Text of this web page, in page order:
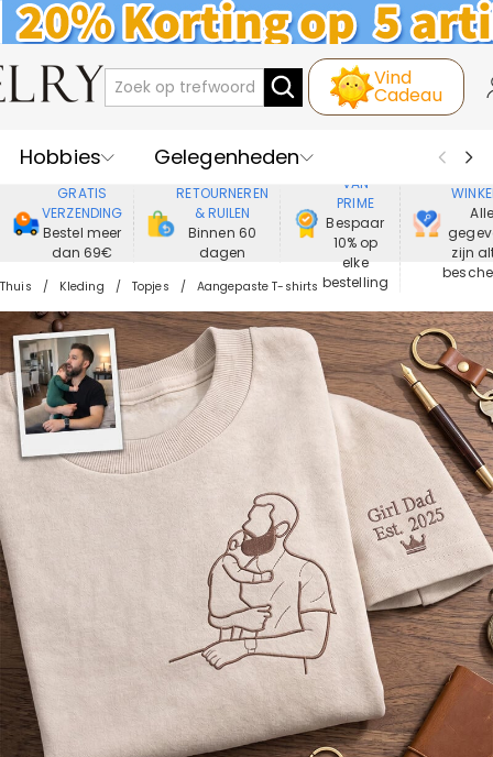
Vind
Cadeau
Hobbies
Gelegenheden
Recipienten
Best Verkochte
Nieuwe
Juwelen
Wonen&Leven
Kleding
GRATIS
VERZENDING
Bestel meer
dan 69€
RETOURNEREN
& RUILEN
Binnen 60
dagen
VAN
PRIME
Bespaar
10% op
elke
bestelling
Alle
zijn
Thuis Kleding Topjes Aangepaste T-shirts